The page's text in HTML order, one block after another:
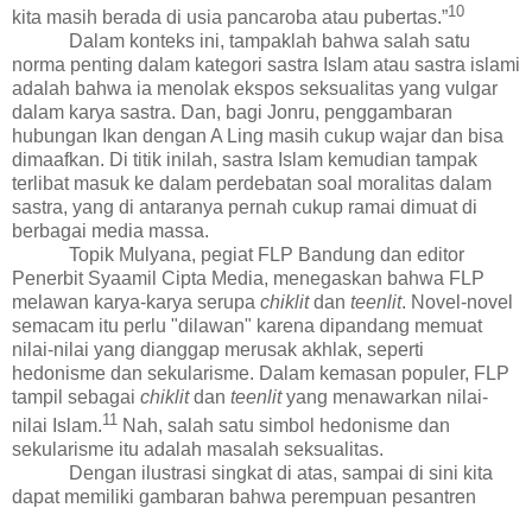
kita masih berada di usia pancaroba atau pubertas.”10
Dalam konteks ini, tampaklah bahwa salah satu
norma penting dalam kategori sastra Islam atau sastra islami
adalah bahwa ia menolak ekspos seksualitas yang vulgar
dalam karya sastra. Dan, bagi Jonru, penggambaran
hubungan Ikan dengan A Ling masih cukup wajar dan bisa
dimaafkan. Di titik inilah, sastra Islam kemudian tampak
terlibat masuk ke dalam perdebatan soal moralitas dalam
sastra, yang di antaranya pernah cukup ramai dimuat di
berbagai media massa.
Topik Mulyana, pegiat FLP Bandung dan editor
Penerbit Syaamil Cipta Media, menegaskan bahwa FLP
melawan karya-karya serupa chiklitdan teenlit. Novel-novel
semacam itu perlu "dilawan" karena dipandang memuat
nilai-nilai yang dianggap merusak akhlak, seperti
hedonisme dan sekularisme. Dalam kemasan populer, FLP
tampil sebagai chiklitdan teenlityang menawarkan nilai-
nilai Islam.11 Nah, salah satu simbol hedonisme dan
sekularisme itu adalah masalah seksualitas.
Dengan ilustrasi singkat di atas, sampai di sini kita
dapat memiliki gambaran bahwa perempuan pesantren